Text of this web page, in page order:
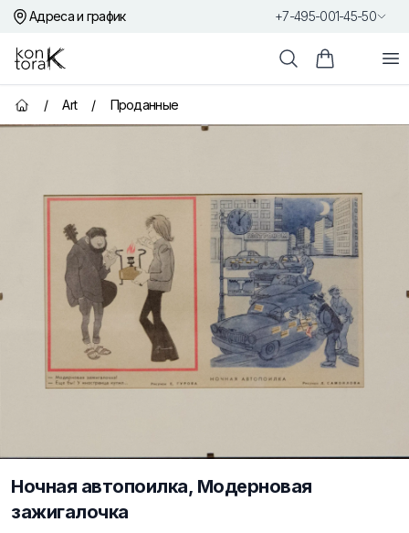
Адреса и график +7-495-001-45-50
Контора К
ПоискКорзина
Главная страница
/ Art / Проданные
Ночная автопоилка, Модерновая
зажигалочка